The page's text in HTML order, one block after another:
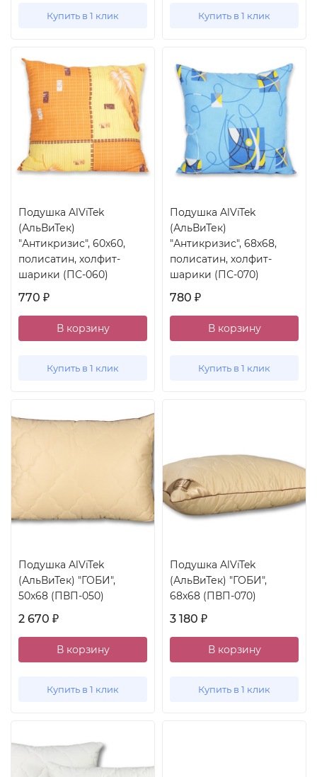
Купить в 1 клик Купить в 1 клик
Подушка AlViTek
(АльВиТек)
"Антикризис", 60x60,
полисатин, холфит-
шарики (ПС-060)
770 ₽
В корзину
Купить в 1 клик
Подушка AlViTek
(АльВиТек)
"Антикризис", 68x68,
полисатин, холфит-
шарики (ПС-070)
780 ₽
В корзину
Купить в 1 клик
Подушка AlViTek
(АльВиТек) "ГОБИ",
50x68 (ПВП-050)
2 670 ₽
В корзину
Купить в 1 клик
Подушка AlViTek
(АльВиТек) "ГОБИ",
68x68 (ПВП-070)
3 180 ₽
В корзину
Купить в 1 клик